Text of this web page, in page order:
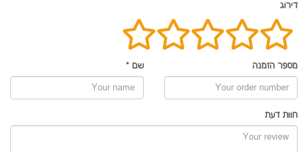
דירוג
שם * מספר הזמנה
חוות דעת